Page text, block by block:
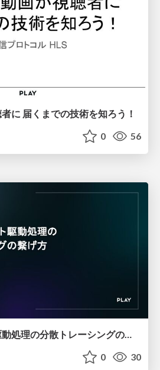
に 届くまでの技術を知ろう！
0 56
0 30